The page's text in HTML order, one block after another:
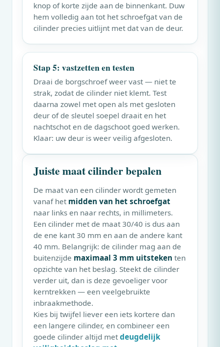
knop of korte zijde aan de binnenkant. Duw
hem volledig aan tot het schroefgat van de
cilinder precies uitlijnt met dat van de deur.
Stap 5: vastzetten en testen
Draai de borgschroef weer vast — niet te
strak, zodat de cilinder niet klemt. Test
daarna zowel met open als met gesloten
deur of de sleutel soepel draait en het
nachtschot en de dagschoot goed werken.
Klaar: uw deur is weer veilig afgesloten.
Juiste maat cilinder bepalen
De maat van een cilinder wordt gemeten
vanaf het midden van het schroefgat
naar links en naar rechts, in millimeters.
Een cilinder met de maat 30/40 is dus aan
de ene kant 30 mm en aan de andere kant
40 mm. Belangrijk: de cilinder mag aan de
buitenzijde maximaal 3 mm uitsteken ten
opzichte van het beslag. Steekt de cilinder
verder uit, dan is deze gevoeliger voor
kerntrekken — een veelgebruikte
inbraakmethode.
Kies bij twijfel liever een iets kortere dan
een langere cilinder, en combineer een
goede cilinder altijd met deugdelijk